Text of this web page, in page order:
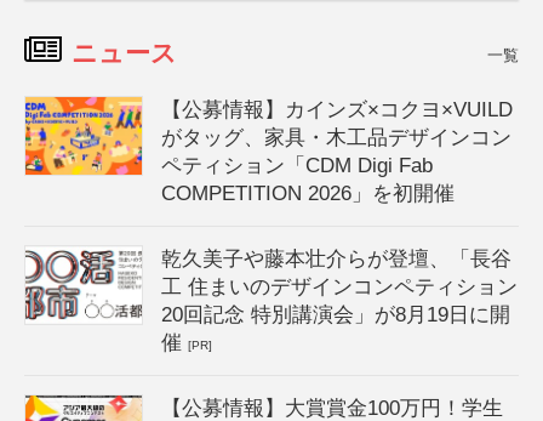
ニュース 一覧
【公募情報】カインズ×コクヨ×VUILD
がタッグ、家具・木工品デザインコン
ペティション「CDM Digi Fab
COMPETITION 2026」を初開催
乾久美子や藤本壮介らが登壇、「長谷
工 住まいのデザインコンペティション
20回記念 特別講演会」が8月19日に開
催[PR]
【公募情報】大賞賞金100万円！学生